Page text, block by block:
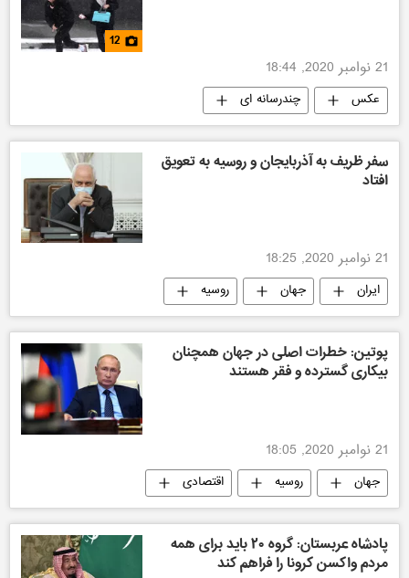
12
21 نوامبر 2020, 18:44
عکس چندرسانه ای
سفر ظریف به آذربایجان و روسیه به تعویق
افتاد
21 نوامبر 2020, 18:25
ایران جهان روسیه
پوتین: خطرات اصلی در جهان همچنان
بیکاری گسترده و فقر هستند
21 نوامبر 2020, 18:05
جهان روسیه
اقتصادی
سیاسی
پادشاه عربستان: گروه ۲۰ باید برای همه
مردم واکسن کرونا را فراهم کند